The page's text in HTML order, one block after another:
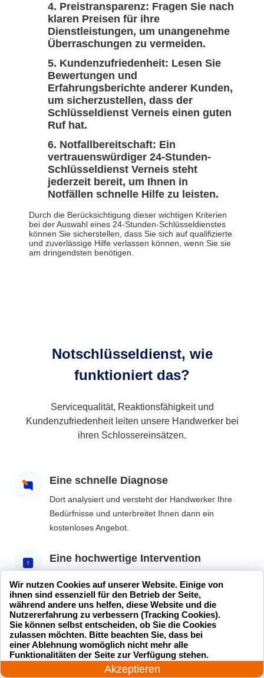
Preistransparenz: Fragen Sie nach
klaren Preisen für ihre
Dienstleistungen, um unangenehme
Überraschungen zu vermeiden.
Kundenzufriedenheit: Lesen Sie
Bewertungen und
Erfahrungsberichte anderer Kunden,
um sicherzustellen, dass der
Schlüsseldienst Verneis einen guten
Ruf hat.
Notfallbereitschaft: Ein
vertrauenswürdiger 24-Stunden-
Schlüsseldienst Verneis steht
jederzeit bereit, um Ihnen in
Notfällen schnelle Hilfe zu leisten.
Durch die Berücksichtigung dieser wichtigen Kriterien
bei der Auswahl eines 24-Stunden-Schlüsseldienstes
können Sie sicherstellen, dass Sie sich auf qualifizierte
und zuverlässige Hilfe verlassen können, wenn Sie sie
am dringendsten benötigen.
Notschlüsseldienst, wie
funktioniert das?
Servicequalität, Reaktionsfähigkeit und
Kundenzufriedenheit leiten unsere Handwerker bei
ihren Schlossereinsätzen.
Eine schnelle Diagnose
Dort analysiert und versteht der Handwerker Ihre
Bedürfnisse und unterbreitet Ihnen dann ein
kostenloses Angebot.
Eine hochwertige Intervention
Schlüsseldienst den Eingriff so schnell wie möglich
durchführen und Ihnen bestmöglich weiterhelfen.
Sie sind zufrieden und ohne
Überraschung
Nach dem Eingriff stellen wir sicher, dass alle Ihre
24 Stunden am Tag
Akzeptieren
Wir nutzen Cookies auf unserer Website. Einige von
ihnen sind essenziell für den Betrieb der Seite,
während andere uns helfen, diese Website und die
Nutzererfahrung zu verbessern (Tracking Cookies).
Sie können selbst entscheiden, ob Sie die Cookies
zulassen möchten. Bitte beachten Sie, dass bei
einer Ablehnung womöglich nicht mehr alle
Funktionalitäten der Seite zur Verfügung stehen.